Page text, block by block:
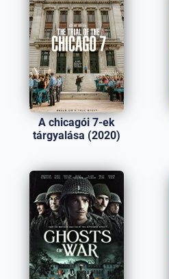
A chicagói 7-ek
tárgyalása (2020)